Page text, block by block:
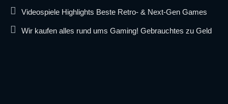
Videospiele Highlights Beste Retro- & Next-Gen Games
Wir kaufen alles rund ums Gaming! Gebrauchtes zu Geld